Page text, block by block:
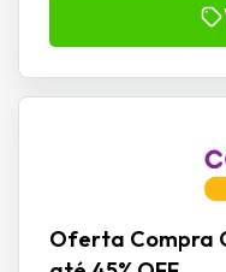
Oferta Compra